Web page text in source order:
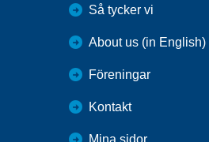
Så tycker vi
About us (in English)
Föreningar
Kontakt
Mina sidor